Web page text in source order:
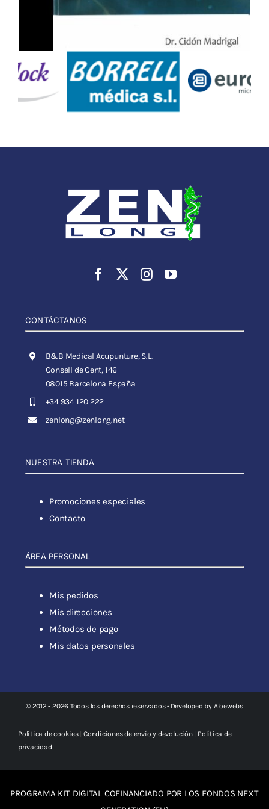
CONTÁCTANOS
B&B Medical Acupunture, S.L.
Consell de Cent, 146
08015 Barcelona España
+34 934 120 222
zenlong@zenlong.net
NUESTRA TIENDA
Promociones especiales
Contacto
ÁREA PERSONAL
Mis pedidos
Mis direcciones
Métodos de pago
Mis datos personales
© 2012 - 2026 Todos los derechos reservados • Developed by Aloewebs
Política de cookies|Condiciones de envío y devolución| Política de
privacidad
PROGRAMA KIT DIGITAL COFINANCIADO POR LOS FONDOS NEXT